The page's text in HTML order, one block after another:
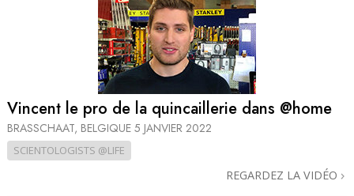
Vincent le pro de la quincaillerie dans @home
BRASSCHAAT, BELGIQUE 5 JANVIER 2022
SCIENTOLOGISTS @LIFE
REGARDEZ LA VIDÉO